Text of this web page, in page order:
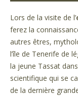
Lors de la visite de l’
ferez la
autres êtres,
l’île de Tenerife de
la jeune Tassat
scientifique qui se
de la dernière